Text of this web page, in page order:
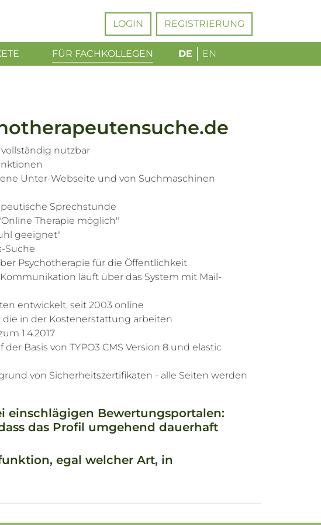
LOGIN REGISTRIERUNG
FÜR FACHKOLLEGEN DE EN
nutzbar
Unter-Webseite und von Suchmaschinen
Sprechstunde
Therapie möglich"
geeignet"
Suche
Psychotherapie für die Öffentlichkeit
läuft über das System mit Mail-
entwickelt, seit 2003 online
in der Kostenerstattung arbeiten
1.4.2017
Basis von TYPO3 CMS Version 8 und elastic
von Sicherheitszertifikaten - alle Seiten werden
einschlägigen Bewertungsportalen:
das Profil umgehend dauerhaft
egal welcher Art, in